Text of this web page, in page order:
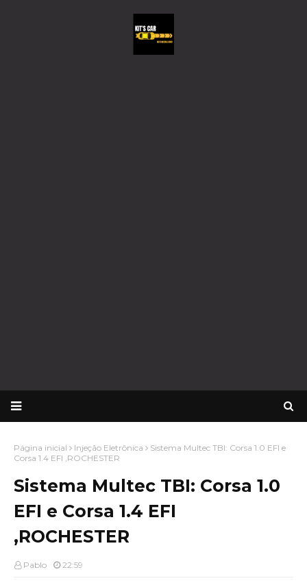
Página inicial Injeção Eletrônica
Sistema Multec TBI: Corsa 1.0 EFI e
Corsa 1.4 EFI ,ROCHESTER
Sistema Multec TBI: Corsa 1.0
EFI e Corsa 1.4 EFI
,ROCHESTER
Pablo 22:59